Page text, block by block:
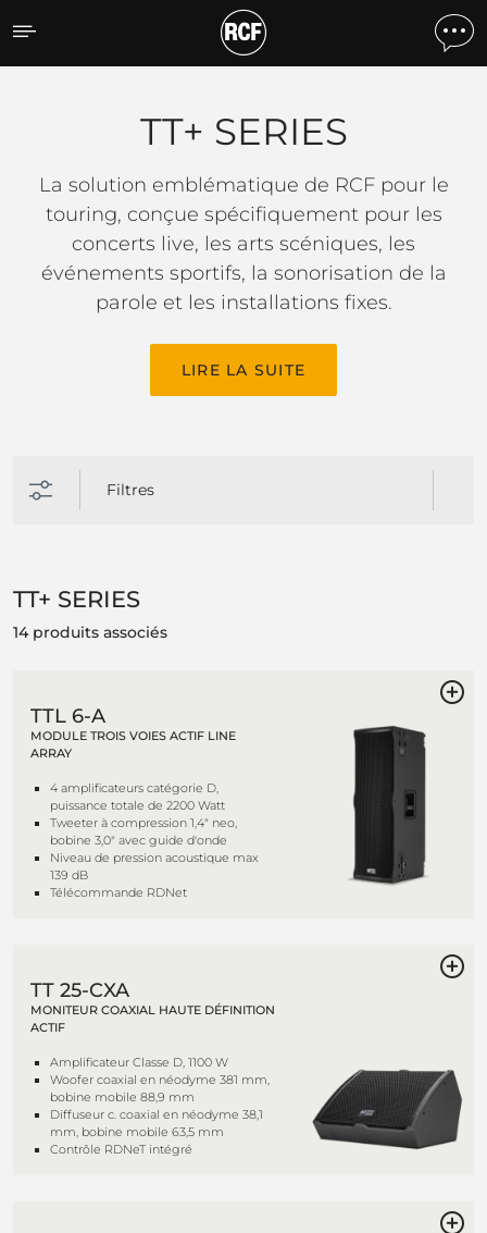
TT+ SERIES
TT+ SERIES
La solution emblématique de RCF pour le
touring, conçue spécifiquement pour les
concerts live, les arts scéniques, les
événements sportifs, la sonorisation de la
parole et les installations fixes.
LIRE LA SUITE
Filtres
TT+ SERIES
14 produits associés
TTL 6-A
MODULE TROIS VOIES ACTIF LINE
ARRAY
4 amplificateurs catégorie D,
puissance totale de 2200 Watt
Tweeter à compression 1,4" neo,
bobine 3,0" avec guide d'onde
Niveau de pression acoustique max
139 dB
Télécommande RDNet
TT 25-CXA
MONITEUR COAXIAL HAUTE DÉFINITION
ACTIF
Amplificateur Classe D, 1100 W
Woofer coaxial en néodyme 381 mm,
bobine mobile 88,9 mm
Diffuseur c. coaxial en néodyme 38,1
mm, bobine mobile 63,5 mm
Contrôle RDNeT intégré